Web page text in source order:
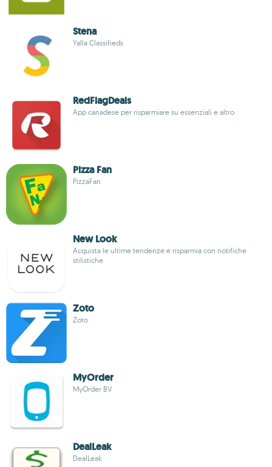
Stena
Yalla Classifieds
RedFlagDeals
App canadese per risparmiare su essenziali e altro
Pizza Fan
PizzaFan
New Look
Acquista le ultime tendenze e risparmia con notifiche
stilistiche
Zoto
Zoto
MyOrder
MyOrder BV
DealLeak
DealLeak